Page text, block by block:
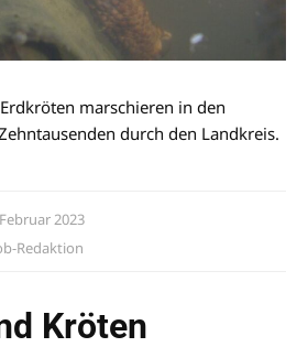
marschieren in den
durch den Landkreis.
2023
Redaktion
Kröten